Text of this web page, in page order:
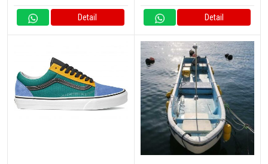
Detail Detail